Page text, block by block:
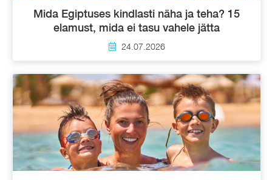
Mida Egiptuses kindlasti näha ja teha? 15
elamust, mida ei tasu vahele jätta
24.07.2026